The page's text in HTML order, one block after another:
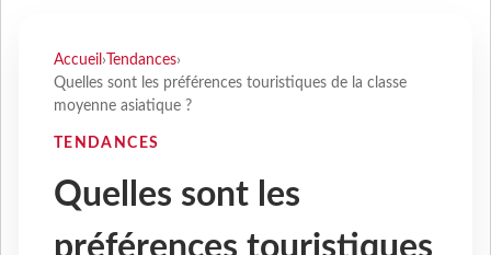
Accueil › Tendances›
Quelles sont les préférences touristiques de la classe
moyenne asiatique ?
TENDANCES
Quelles sont les
préférences touristiques